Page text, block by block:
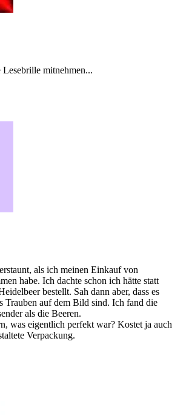
mitnehmen...
als ich meinen Einkauf von
habe. Ich dachte schon ich hätte statt
bestellt. Sah dann aber, dass es
Trauben auf dem Bild sind. Ich fand die
als die Beeren.
was eigentlich perfekt war? Kostet ja auch
Verpackung.